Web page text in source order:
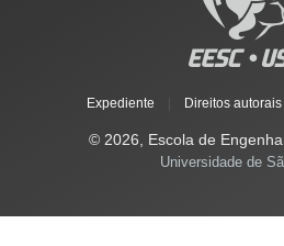
Expediente Direitos autorais
© 2026, Escola de
Universidade de